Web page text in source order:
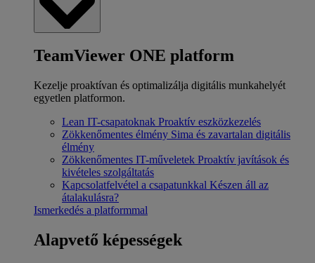
TeamViewer ONE platform
Kezelje proaktívan és optimalizálja digitális munkahelyét
egyetlen platformon.
Lean IT-csapatoknak Proaktív eszközkezelés
Zökkenőmentes élmény Sima és zavartalan digitális
élmény
Zökkenőmentes IT-műveletek Proaktív javítások és
kivételes szolgáltatás
Kapcsolatfelvétel a csapatunkkal Készen áll az
átalakulásra?
Ismerkedés a platformmal
Alapvető képességek